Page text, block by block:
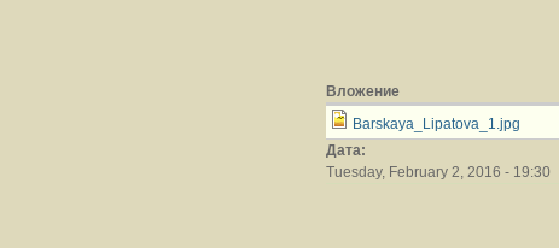
Вложение
Barskaya_Lipatova_1.jpg
Дата:
Tuesday, February 2, 2016 - 19:30